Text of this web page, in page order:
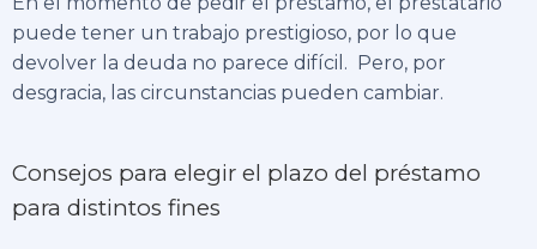
puede tener un trabajo prestigioso, por lo que
devolver la deuda no parece difícil. Pero, por
desgracia, las circunstancias pueden cambiar.
Consejos para elegir el plazo del préstamo
para distintos fines